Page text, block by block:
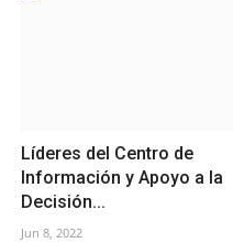
Líderes del Centro de
Información y Apoyo a la
Decisión...
Jun 8, 2022